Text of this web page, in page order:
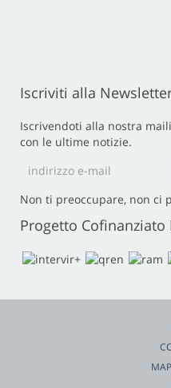
Iscriviti alla
Iscrivendoti alla nostra
con le ultime notizie.
Non ti preoccupare, non ci
Progetto Cofinanziato